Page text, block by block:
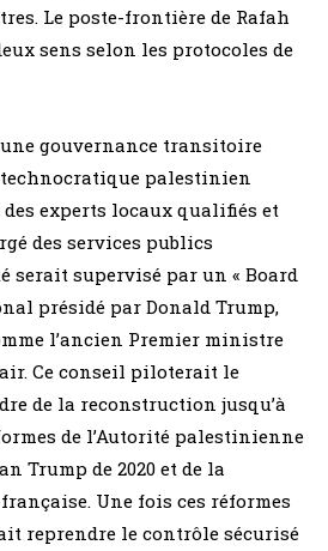
Le poste-frontière de Rafah
sens selon les protocoles de
gouvernance transitoire
palestinien
experts locaux qualifiés et
des services publics
serait supervisé par un « Board
présidé par Donald Trump,
l’ancien Premier ministre
Ce conseil piloterait le
de la reconstruction jusqu’à
de l’Autorité palestinienne
Trump de 2020 et de la
Une fois ces réformes
reprendre le contrôle sécurisé